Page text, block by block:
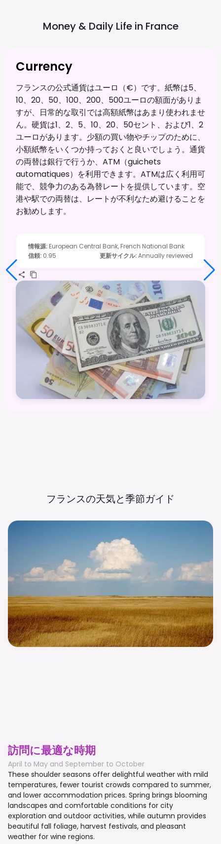
Money & Daily Life in France
Currency
フランスの公式通貨はユーロ（€）です。紙幣は5、
10、20、50、100、200、500ユーロの額面がありま
すが、日常的な取引では高額紙幣はあまり使われませ
ん。硬貨は1、2、5、10、20、50セント、および1、2
ユーロがあります。少額の買い物やチップのために、
小額紙幣をいくつか持っておくと良いでしょう。通貨
の両替は銀行で行うか、ATM（guichets
automatiques）を利用できます。ATMは広く利用可
能で、競争力のある為替レートを提供しています。空
港や駅での両替は、レートが不利なため避けることを
お勧めします。
情報源: European Central Bank, French National Bank
信頼: 0.95 更新サイクル:Annually reviewed
フランスの天気と季節ガイド
訪問に最適な時期
April to May and September to October
These shoulder seasons offer delightful weather with mild
temperatures, fewer tourist crowds compared to summer,
and lower accommodation prices. Spring brings blooming
landscapes and comfortable conditions for city
exploration and outdoor activities, while autumn provides
beautiful fall foliage, harvest festivals, and pleasant
weather for wine regions.